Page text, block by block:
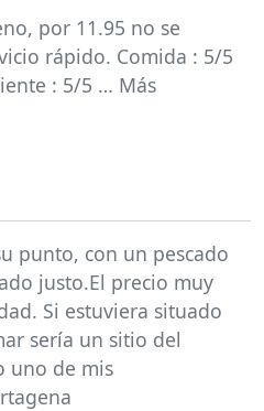
por 11.95 no se
rápido. Comida : 5/5
: 5/5 … Más
punto, con un pescado
justo.El precio muy
Si estuviera situado
sería un sitio del
uno de mis